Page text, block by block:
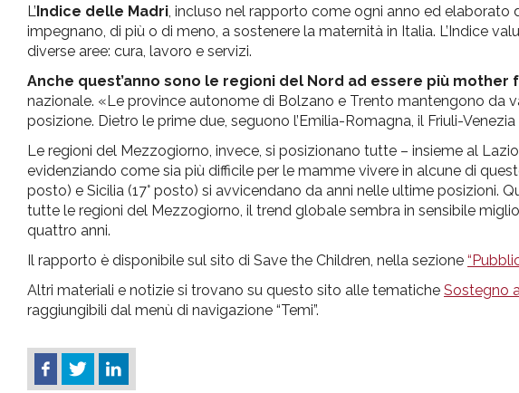
L’Indice delle Madri , incluso nel rapporto come ogni anno ed elaborato
impegnano, di più o di meno, a sostenere la maternità in Italia. L’Indice
diverse aree: cura, lavoro e servizi.
Anche quest’anno sono le regioni del Nord ad essere più mother
nazionale. «Le province autonome di Bolzano e Trento mantengono da
posizione. Dietro le prime due, seguono l’Emilia-Romagna, il Friuli-
Le regioni del Mezzogiorno, invece, si posizionano tutte – insieme al
evidenziando come sia più difficile per le mamme vivere in alcune di
posto) e Sicilia (17° posto) si avvicendano da anni nelle ultime posizioni.
tutte le regioni del Mezzogiorno, il trend globale sembra in sensibile
quattro anni.
Il rapporto è disponibile sul sito di Save the Children, nella sezione
Altri materiali e notizie si trovano su questo sito alle tematiche Sostegno
raggiungibili dal menù di navigazione “Temi”.